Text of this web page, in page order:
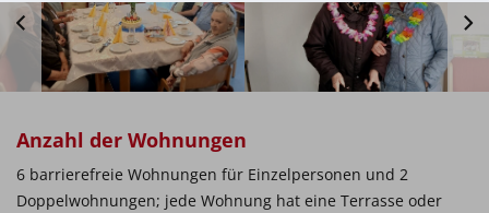
Anzahl der Wohnungen
6 barrierefreie Wohnungen für Einzelpersonen und 2
Doppelwohnungen; jede Wohnung hat eine Terrasse oder